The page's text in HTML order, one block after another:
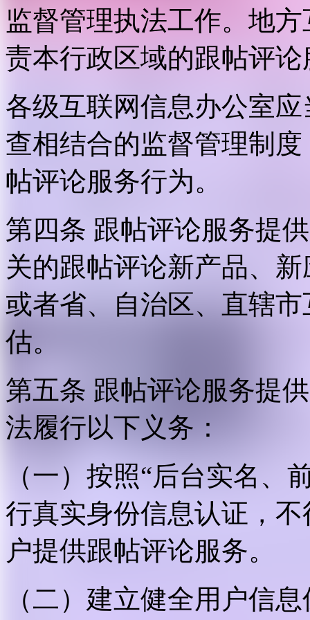
监督管理执法工作。地
责本行政区域的跟帖评
各级互联网信息办公室
查相结合的监督管理制
帖评论服务行为。
第四条 跟帖评论服务提
关的跟帖评论新产品、
或者省、自治区、直辖
估。
第五条 跟帖评论服务提
法履行以下义务：
（一）按照“后台实名、
行真实身份信息认证，
户提供跟帖评论服务。
（二）建立健全用户信